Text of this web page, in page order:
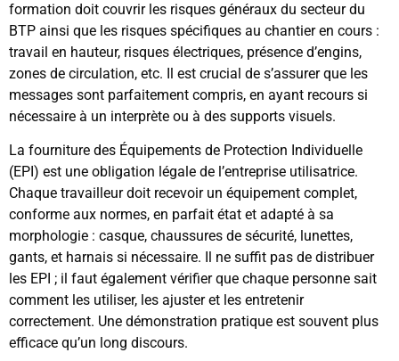
formation doit couvrir les risques généraux du secteur du
BTP ainsi que les risques spécifiques au chantier en cours :
travail en hauteur, risques électriques, présence d’engins,
zones de circulation, etc. Il est crucial de s’assurer que les
messages sont parfaitement compris, en ayant recours si
nécessaire à un interprète ou à des supports visuels.
La fourniture des Équipements de Protection Individuelle
(EPI) est une obligation légale de l’entreprise utilisatrice.
Chaque travailleur doit recevoir un équipement complet,
conforme aux normes, en parfait état et adapté à sa
morphologie : casque, chaussures de sécurité, lunettes,
gants, et harnais si nécessaire. Il ne suffit pas de distribuer
les EPI ; il faut également vérifier que chaque personne sait
comment les utiliser, les ajuster et les entretenir
correctement. Une démonstration pratique est souvent plus
efficace qu’un long discours.